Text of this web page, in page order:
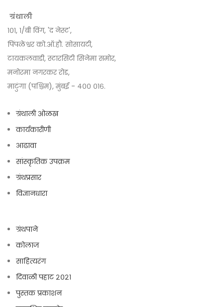
ग्रंथाली
१०१, १/बी विंग, 'द नेस्ट',
पिंपळेश्वर को.ऑ.हौ. सोसायटी,
टायकलवाडी, स्टारसिटी सिनेमा समोर,
मनोरमा नगरकर रोड,
माटुंगा (पश्चिम), मुंबई - ४०० ०१६.
ग्रंथाली ओळख
कार्यकारीणी
आढावा
सांस्कृतिक उपक्रम
ग्रंथप्रसार
विज्ञानधारा
ग्रंथपाने
कोलाज
साहित्यरंग
दिवाळी पहाट २०२१
पुस्तक प्रकाशन